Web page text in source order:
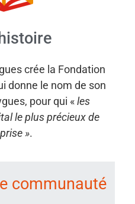
crée la Fondation
donne le nom de son
pour qui «les
le plus précieux de
».
communauté